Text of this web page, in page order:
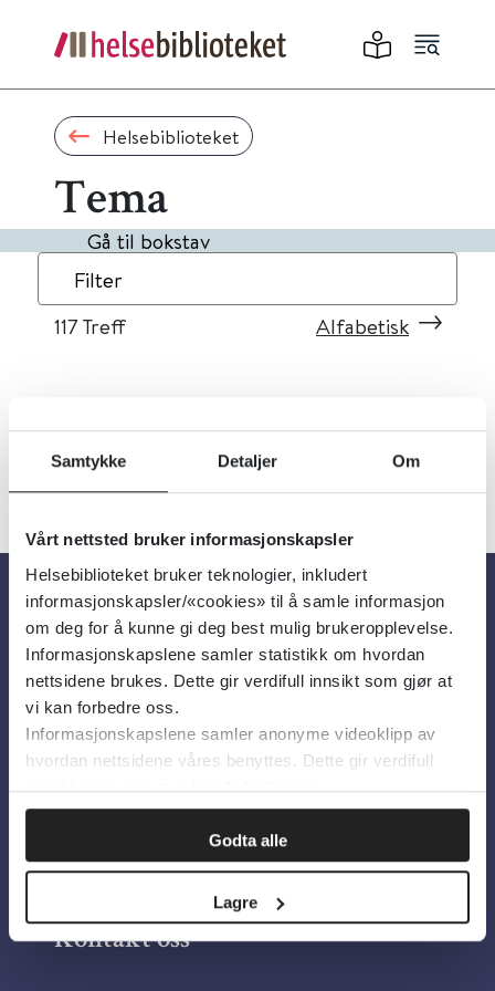
Samtykke Detaljer Om
Vårt nettsted bruker informasjonskapsler
Helsebiblioteket bruker teknologier, inkludert
informasjonskapsler/«cookies» til å samle informasjon
om deg for å kunne gi deg best mulig brukeropplevelse.
Informasjonskapslene samler statistikk om hvordan
nettsidene brukes. Dette gir verdifull innsikt som gjør at
vi kan forbedre oss.
Informasjonskapslene samler anonyme videoklipp av
hvordan nettsidene våres benyttes. Dette gir verdifull
innsikt som gjør at vi kan forbedre oss.
Godta alle
Lagre
Helsebiblioteket
Tema
Gå til bokstav
Filter
117Treff Alfabetisk
« 1 9 10
Om oss
Om Helsebiblioteket
Personvern og informasjonskapsler
Tilgjengelighetserklæring
Information in English
Bilder fra Colourbox.com
Kontakt oss